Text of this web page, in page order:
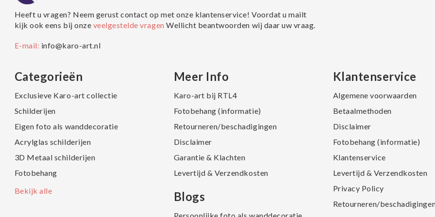
Heeft u vragen? Neem gerust contact op met onze klantenservice! Voordat u mailt
kijk ook eens bij onze veelgestelde vragenWellicht beantwoorden wij daar uw vraag.
E-mail: info@karo-art.nl
Categorieën
Exclusieve Karo-art collectie
Schilderijen
Eigen foto als wanddecoratie
Acrylglas schilderijen
3D Metaal schilderijen
Fotobehang
Bekijk alle
Meer Info
Karo-art bij RTL4
Fotobehang (informatie)
Retourneren/beschadigingen
Disclaimer
Garantie & Klachten
Levertijd & Verzendkosten
Blogs
Klantenservice
Algemene voorwaarden
Betaalmethoden
Disclaimer
Fotobehang (informatie)
Klantenservice
Levertijd & Verzendkosten
Privacy Policy
Retourneren/